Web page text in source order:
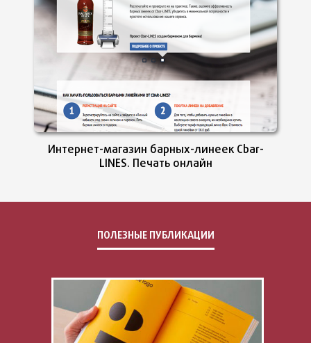
Интернет-магазин барных-линеек Cbar-
LINES. Печать онлайн
ПОЛЕЗНЫЕ ПУБЛИКАЦИИ